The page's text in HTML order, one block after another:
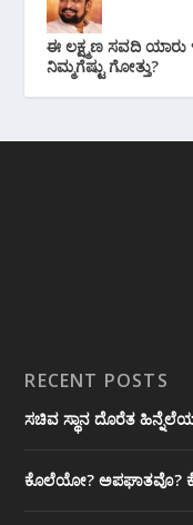
ಈ ಲಕ್ಷ್ಮಣ ಸವದಿ ಯಾರು
ನಿಮ್ಮಗೆಷ್ಟು ಗೋತ್ತು?
RECENT POSTS
ಸಚಿವ ಸ್ಥಾನ ದೊರೆತ
ಕೊಲೆಯೋ? ಅಪಘಾತವೊ?